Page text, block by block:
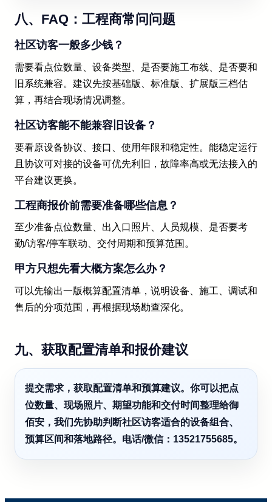
八、FAQ：工程商常问问题
社区访客一般多少钱？
需要看点位数量、设备类型、是否要施工布线、是否要和
旧系统兼容。建议先按基础版、标准版、扩展版三档估
算，再结合现场情况调整。
社区访客能不能兼容旧设备？
要看原设备协议、接口、使用年限和稳定性。能稳定运行
且协议可对接的设备可优先利旧，故障率高或无法接入的
平台建议更换。
工程商报价前需要准备哪些信息？
至少准备点位数量、出入口照片、人员规模、是否要考
勤/访客/停车联动、交付周期和预算范围。
甲方只想先看大概方案怎么办？
可以先输出一版概算配置清单，说明设备、施工、调试和
售后的分项范围，再根据现场勘查深化。
九、获取配置清单和报价建议
提交需求，获取配置清单和预算建议。你可以把点
位数量、现场照片、期望功能和交付时间整理给御
佰安，我们先协助判断社区访客适合的设备组合、
预算区间和落地路径。电话/微信：13521755685。